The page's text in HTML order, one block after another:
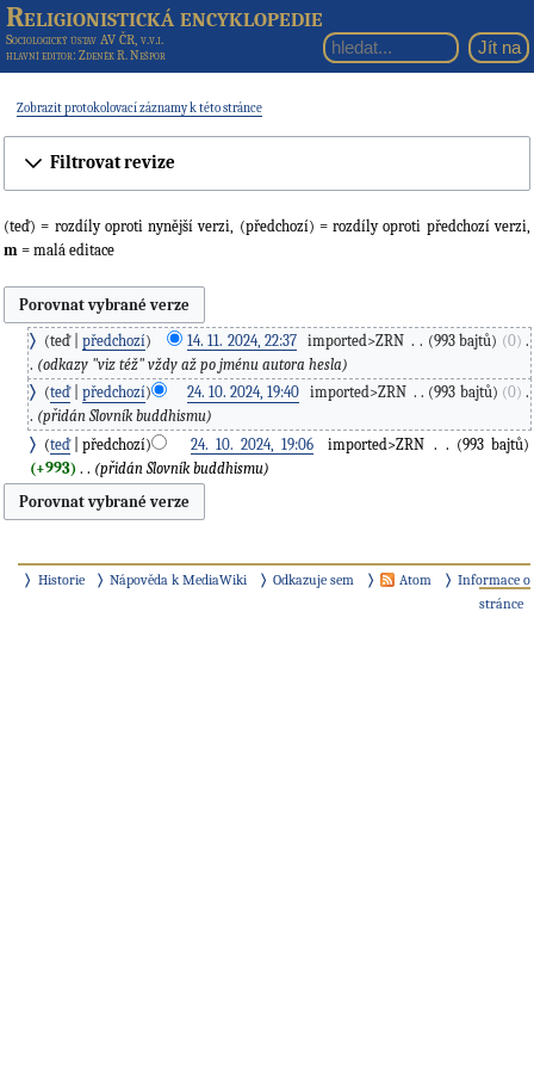
Religionistická encyklopedie
Sociologický ústav AV ČR, v.v.i.
hlavní editor: Zdeněk R. Nešpor
Zobrazit protokolovací záznamy k této stránce
Filtrovat revize
(teď) = rozdíly oproti nynější verzi, (předchozí) = rozdíly oproti předchozí verzi,
m = malá editace
teď předchozí 14. 11. 2024, 22:37 imported>ZRN ‎ 993 bajtů 0 ‎
odkazy "viz též" vždy až po jménu autora hesla
teď
předchozí 24. 10. 2024, 19:40 imported>ZRN 993 bajtů 0 ‎
přidán Slovník buddhismu
teď
předchozí 24. 10. 2024, 19:06 imported>ZRN ‎
993 bajtů
+993 ‎ přidán Slovník buddhismu
Historie Nápověda k MediaWiki Odkazuje sem Atom
Informace o
stránce